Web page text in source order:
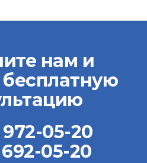
нам и
бесплатную
05-20
05-20